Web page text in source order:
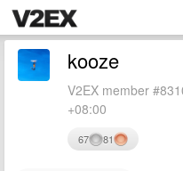
kooze
V2EX member
+08:00
67 81